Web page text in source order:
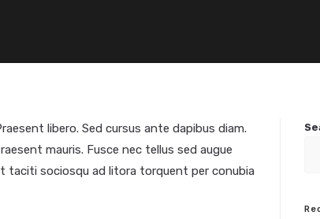
libero. Sed cursus ante dapibus diam.
mauris. Fusce nec tellus sed augue
taciti sociosqu ad litora torquent per conubia